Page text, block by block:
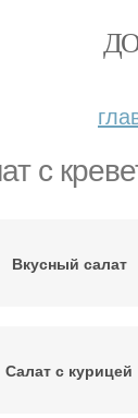
с
Вкусный салат
Салат с курицей